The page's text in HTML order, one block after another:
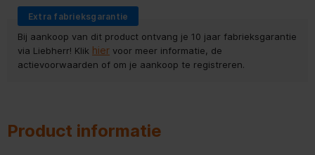
Extra fabrieksgarantie
Bij aankoop van dit product ontvang je 10 jaar fabrieksgarantie
via Liebherr! Klik hier voor meer informatie, de
actievoorwaarden of om je aankoop te registreren.
Product informatie